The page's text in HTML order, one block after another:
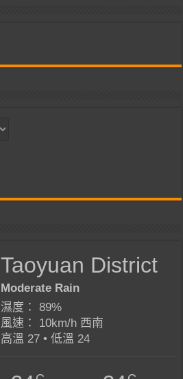
Taoyuan District
Moderate Rain
濕度： 89%
風速： 10km/h 西南
高溫 27 • 低溫 24